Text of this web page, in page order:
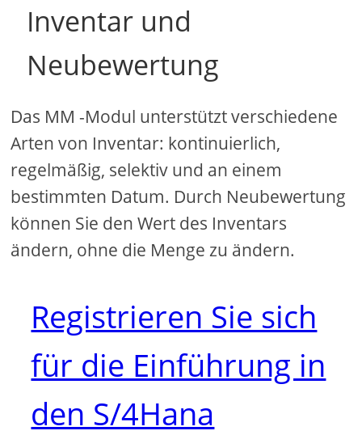
Inventar und
Neubewertung
Das MM -Modul unterstützt verschiedene
Arten von Inventar: kontinuierlich,
regelmäßig, selektiv und an einem
bestimmten Datum. Durch Neubewertung
können Sie den Wert des Inventars
ändern, ohne die Menge zu ändern.
Registrieren Sie sich
für die Einführung in
den S/4Hana